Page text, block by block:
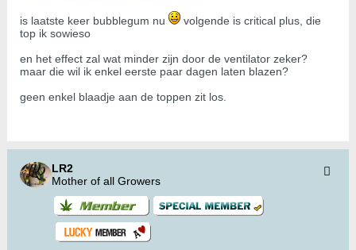
is laatste keer bubblegum nu
volgende is critical plus, die
top ik sowieso
en het effect zal wat minder zijn door de ventilator zeker?
maar die wil ik enkel eerste paar dagen laten blazen?
geen enkel blaadje aan de toppen zit los.
LR2
Mother of all Growers